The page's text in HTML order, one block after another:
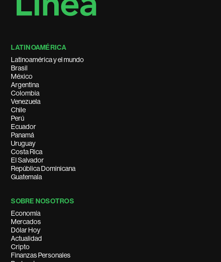
LATINOAMÉRICA
Latinoamérica y el mundo
Brasil
México
Argentina
Colombia
Venezuela
Chile
Perú
Ecuador
Panamá
Uruguay
Costa Rica
El Salvador
República Dominicana
Guatemala
SOBRE NOSOTROS
Economía
Mercados
Dólar Hoy
Actualidad
Cripto
Finanzas Personales